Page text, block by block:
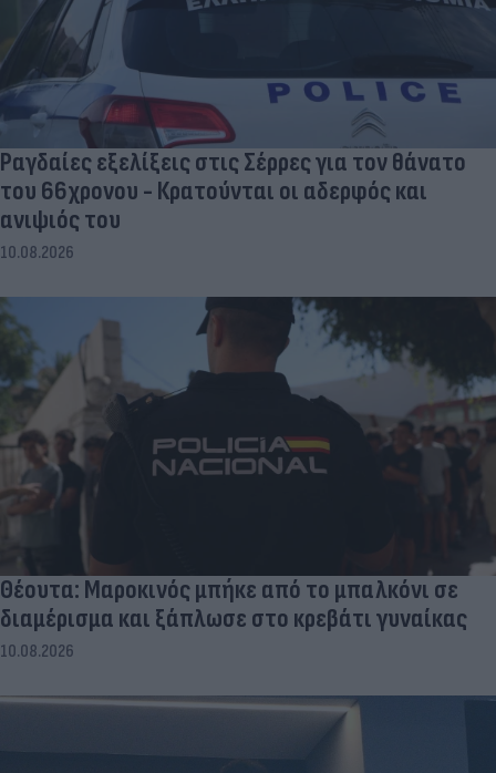
Ραγδαίες εξελίξεις στις Σέρρες για τον θάνατο
του 66χρονου - Κρατούνται οι αδερφός και
ανιψιός του
10.08.2026
Θέουτα: Μαροκινός μπήκε από το μπαλκόνι σε
διαμέρισμα και ξάπλωσε στο κρεβάτι γυναίκας
10.08.2026